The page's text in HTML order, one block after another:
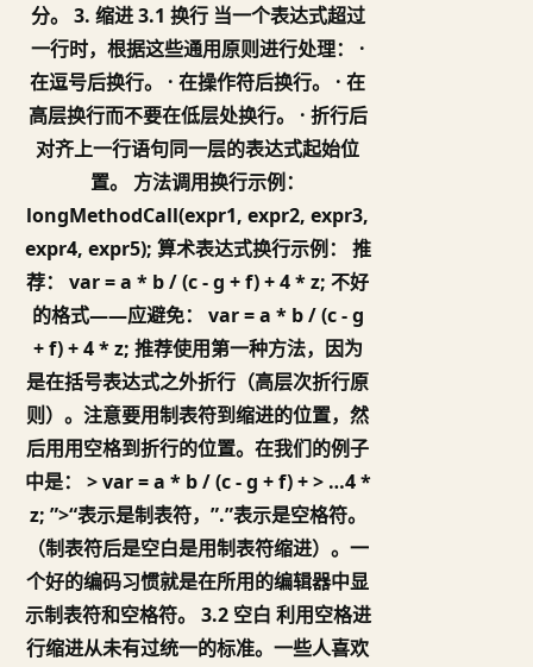
分。 3. 缩进 3.1 换行 当一个表达式超过
一行时，根据这些通用原则进行处理： ·
在逗号后换行。 · 在操作符后换行。 · 在
高层换行而不要在低层处换行。 · 折行后
对齐上一行语句同一层的表达式起始位
置。 方法调用换行示例：
longMethodCall(expr1, expr2, expr3,
expr4, expr5); 算术表达式换行示例： 推
荐： var = a * b / (c - g + f) + 4 * z; 不好
的格式——应避免： var = a * b / (c - g
+ f) + 4 * z; 推荐使用第一种方法，因为
是在括号表达式之外折行（高层次折行原
则）。注意要用制表符到缩进的位置，然
后用用空格到折行的位置。在我们的例子
中是： > var = a * b / (c - g + f) + > …4 *
z; ”>“表示是制表符，”.”表示是空格符。
（制表符后是空白是用制表符缩进）。一
个好的编码习惯就是在所用的编辑器中显
示制表符和空格符。 3.2 空白 利用空格进
行缩进从未有过统一的标准。一些人喜欢